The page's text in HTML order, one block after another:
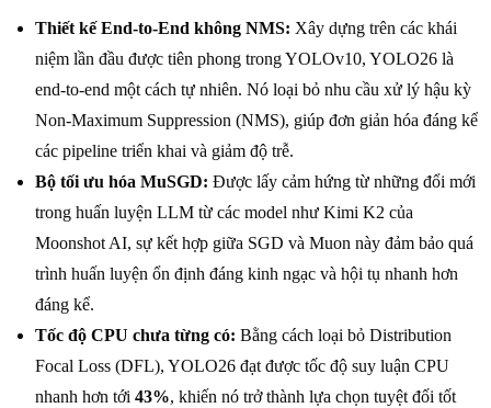
Thiết kế End-to-End không NMS: Xây dựng trên các khái
niệm lần đầu được tiên phong trong YOLOv10, YOLO26 là
end-to-end một cách tự nhiên. Nó loại bỏ nhu cầu xử lý hậu kỳ
Non-Maximum Suppression (NMS), giúp đơn giản hóa đáng kể
các pipeline triển khai và giảm độ trễ.
Bộ tối ưu hóa MuSGD: Được lấy cảm hứng từ những đổi mới
trong huấn luyện LLM từ các model như Kimi K2 của
Moonshot AI, sự kết hợp giữa SGD và Muon này đảm bảo quá
trình huấn luyện ổn định đáng kinh ngạc và hội tụ nhanh hơn
đáng kể.
Tốc độ CPU chưa từng có: Bằng cách loại bỏ Distribution
Focal Loss (DFL), YOLO26 đạt được tốc độ suy luận CPU
nhanh hơn tới 43%, khiến nó trở thành lựa chọn tuyệt đối tốt